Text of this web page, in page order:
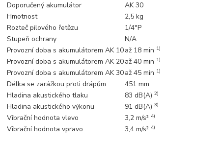
Doporučený akumulátor
AK 30
Hmotnost
2,5 kg
Rozteč pilového řetězu
1/4"P
Stupeň ochrany
N/A
Provozní doba s akumulátorem AK 10až 18 min 1)
Provozní doba s akumulátorem AK 20až 40 min 1)
Provozní doba s akumulátorem AK 30až 45 min 1)
Délka se zarážkou proti drápům
451 mm
Hladina akustického tlaku
83 dB(A)2)
Hladina akustického výkonu 91 dB(A)3)
Vibrační hodnota vlevo 3,2 m/s²4)
Vibrační hodnota vpravo 3,4 m/s²4)